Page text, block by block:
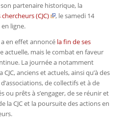
partenaire historique, la
(CJC)
, le samedi 14
ligne.
a en effet annoncé la fin de ses
actuelle, mais le combat en faveur
La journée a notamment
anciens et actuels, ainsi qu’à des
de collectifs et à de
ou prêts à s’engager, de se réunir et
la CJC et la poursuite des actions en